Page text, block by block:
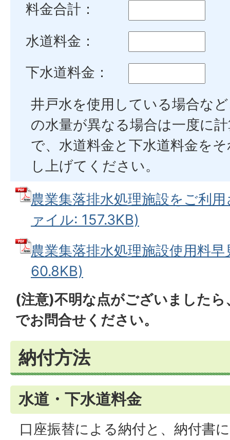
料金合計：
水道料金：
下水道料金：
井戸水を使用している場合な
の水量が異なる場合は一度に
で、水道料金と下水道料金を
し上げてください。
農業集落排水処理施設をご利
ァイル: 157.3KB)
農業集落排水処理施設使用料
60.8KB)
(注意)不明な点がございましたら
でお問合せください。
納付方法
水道・下水道料金
口座振替による納付と、納付書